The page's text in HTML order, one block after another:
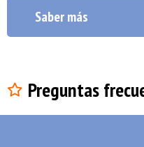
Saber más
Preguntas